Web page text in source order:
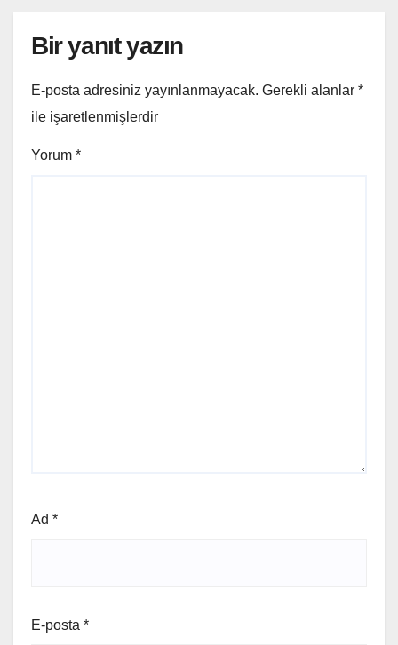
Bir yanıt yazın
E-posta adresiniz yayınlanmayacak. Gerekli alanlar *
ile işaretlenmişlerdir
Yorum *
Ad *
E-posta *